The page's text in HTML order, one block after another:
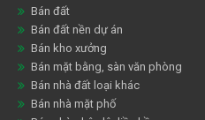
Bán đất
Bán đất nền dự án
Bán kho xưởng
Bán mặt bằng, sàn văn phòng
Bán nhà đất loại khác
Bán nhà mặt phố